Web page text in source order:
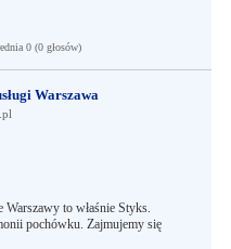
0 (0 głosów)
Warszawa
to właśnie Styks.
pochówku. Zajmujemy się